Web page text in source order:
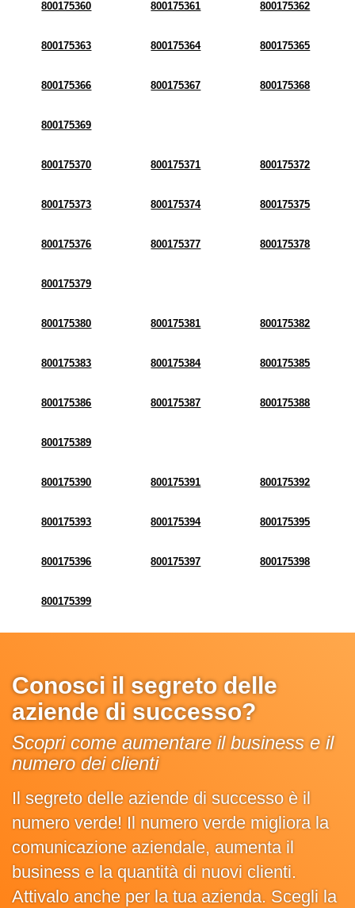
800175360 800175361 800175362
800175363 800175364 800175365
800175366 800175367 800175368
800175369
800175370 800175371 800175372
800175373 800175374 800175375
800175376 800175377 800175378
800175379
800175380 800175381 800175382
800175383 800175384 800175385
800175386 800175387 800175388
800175389
800175390 800175391 800175392
800175393 800175394 800175395
800175396 800175397 800175398
800175399
Conosci il segreto delle
aziende di successo?
Scopri come aumentare il business e il
numero dei clienti
Il segreto delle aziende di successo è il
numero verde! Il numero verde migliora la
comunicazione aziendale, aumenta il
business e la quantità di nuovi clienti.
Attivalo anche per la tua azienda. Scegli la